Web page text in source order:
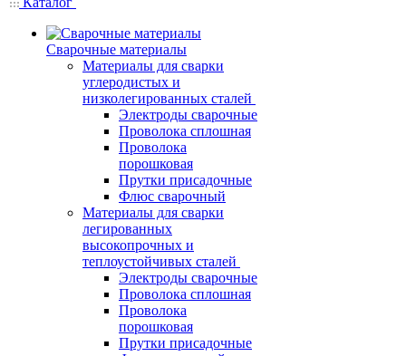
Сварочные материалы
Материалы для сварки
углеродистых и
низколегированных сталей
Электроды сварочные
Проволока сплошная
Проволока
порошковая
Прутки присадочные
Флюс сварочный
Материалы для сварки
легированных
высокопрочных и
теплоустойчивых сталей
Электроды сварочные
Проволока сплошная
Проволока
порошковая
Прутки присадочные